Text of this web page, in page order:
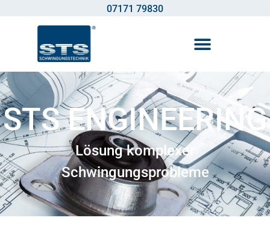
07171 79830
STS ENGINEERING
Lösung komplexer
Schwingungsprobleme